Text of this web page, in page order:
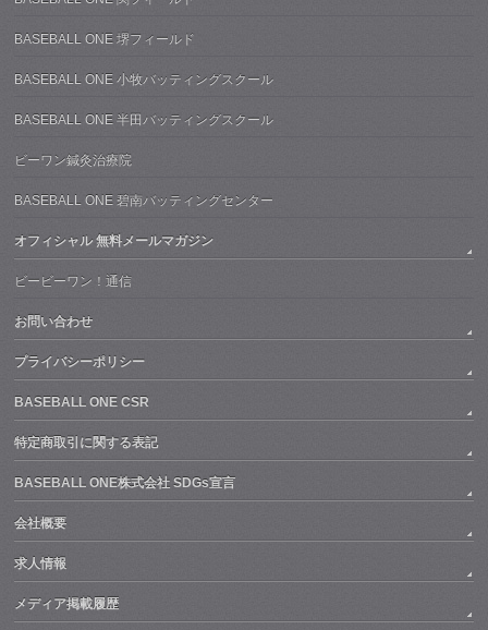
BASEBALL ONE 堺フィールド
BASEBALL ONE 小牧バッティングスクール
BASEBALL ONE 半田バッティングスクール
ビーワン鍼灸治療院
BASEBALL ONE 碧南バッティングセンター
オフィシャル 無料メールマガジン
ビービーワン！通信
お問い合わせ
プライバシーポリシー
BASEBALL ONE CSR
特定商取引に関する表記
BASEBALL ONE株式会社 SDGs宣言
会社概要
求人情報
メディア掲載履歴